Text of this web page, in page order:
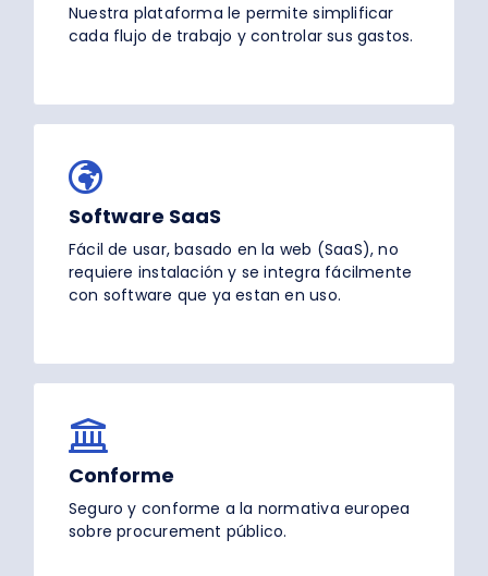
Nuestra plataforma le permite simplificar
cada flujo de trabajo y controlar sus gastos.
Software SaaS
Fácil de usar, basado en la web (SaaS), no
requiere instalación y se integra fácilmente
con software que ya estan en uso.
Conforme
Seguro y conforme a la normativa europea
sobre procurement público.